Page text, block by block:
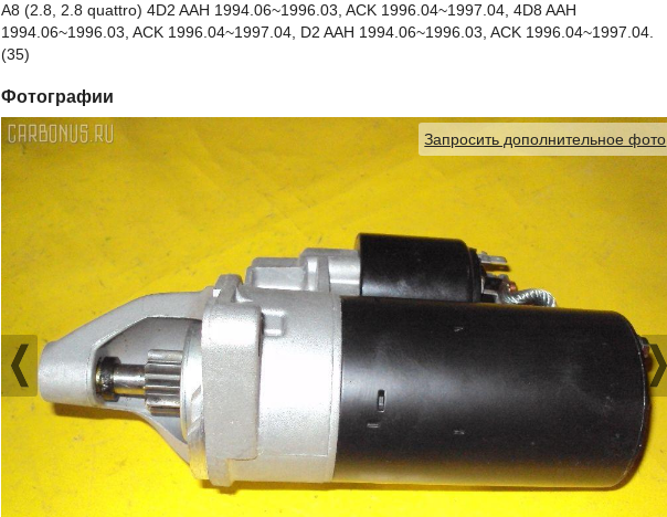
A8 (2.8, 2.8 quattro) 4D2 AAH 1994.06~1996.03, ACK 1996.04~1997.04, 4D8 AAH
1994.06~1996.03, ACK 1996.04~1997.04, D2 AAH 1994.06~1996.03, ACK 1996.04~1997.04.
(35)
Фотографии
Запросить дополнительное фото